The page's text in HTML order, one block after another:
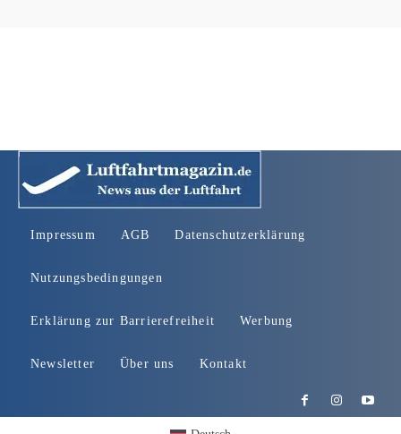
Impressum AGB Datenschutzerklärung
Nutzungsbedingungen
Erklärung zur Barrierefreiheit Werbung
Newsletter Über uns Kontakt